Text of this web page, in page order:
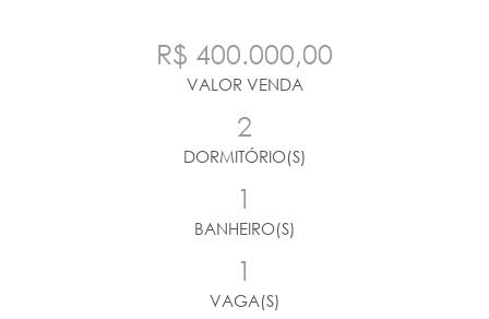
R$ 400.000,00
VALOR VENDA
2
DORMITÓRIO(S)
1
BANHEIRO(S)
1
VAGA(S)